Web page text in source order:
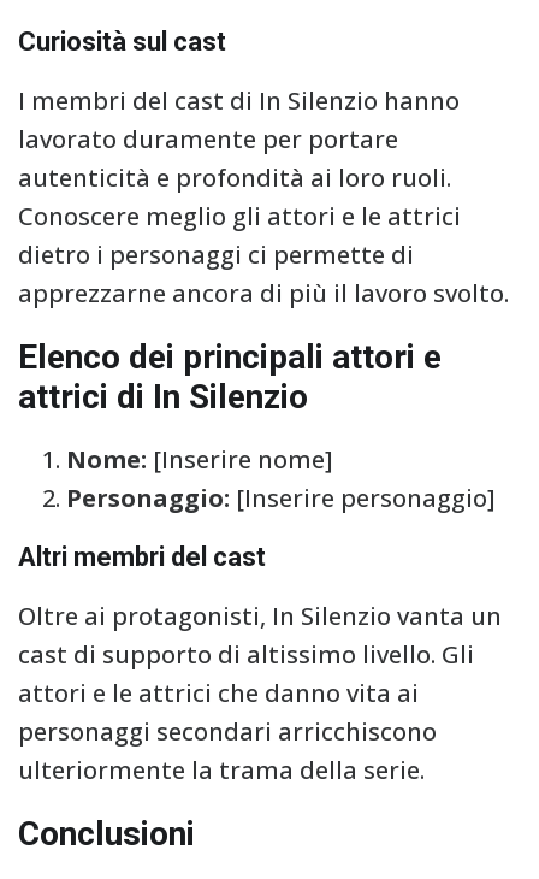
Curiosità sul cast
I membri del cast di In Silenzio hanno
lavorato duramente per portare
autenticità e profondità ai loro ruoli.
Conoscere meglio gli attori e le attrici
dietro i personaggi ci permette di
apprezzarne ancora di più il lavoro svolto.
Elenco dei principali attori e
attrici di In Silenzio
Nome: [Inserire nome]
Personaggio: [Inserire personaggio]
Altri membri del cast
Oltre ai protagonisti, In Silenzio vanta un
cast di supporto di altissimo livello. Gli
attori e le attrici che danno vita ai
personaggi secondari arricchiscono
ulteriormente la trama della serie.
Conclusioni